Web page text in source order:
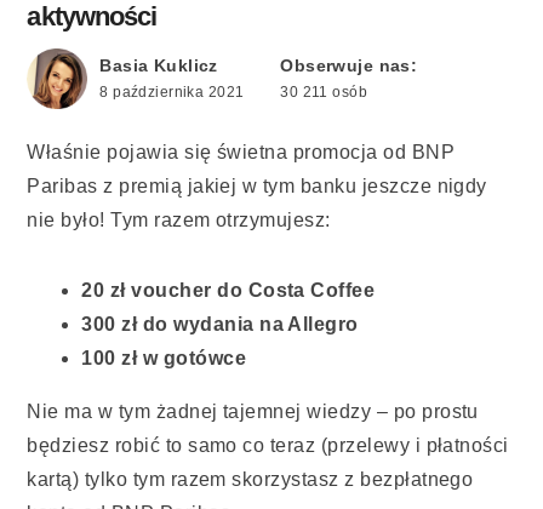
aktywności
Basia Kuklicz
8 października 2021
Obserwuje nas:
30 211 osób
Właśnie pojawia się świetna promocja od BNP
Paribas z premią jakiej w tym banku jeszcze nigdy
nie było! Tym razem otrzymujesz:
20 zł voucher do Costa Coffee
300 zł do wydania na Allegro
100 zł w gotówce
Nie ma w tym żadnej tajemnej wiedzy – po prostu
będziesz robić to samo co teraz (przelewy i płatności
kartą) tylko tym razem skorzystasz z bezpłatnego